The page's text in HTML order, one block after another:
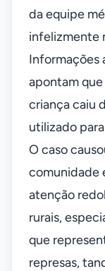
da equipe
infelizmente
Informações
apontam
criança caiu
utilizado
O caso
comunidade
atenção
rurais,
que
represas,